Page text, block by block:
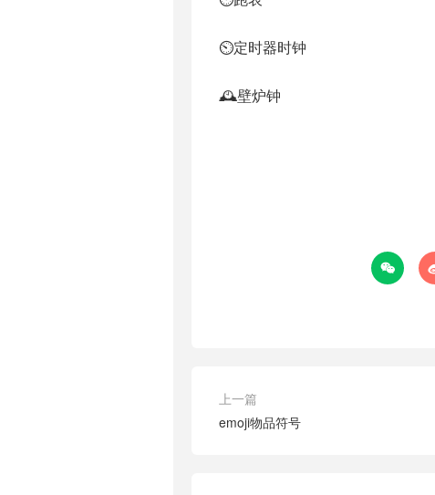
⏲定时器时钟
🕰壁炉钟

上一篇
emoji物品符号